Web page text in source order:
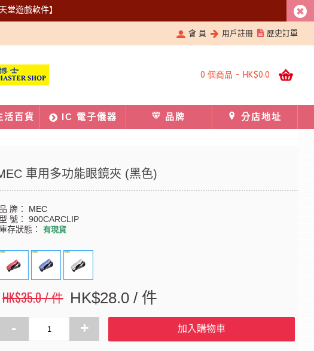
堂遊戲軟件】
會 員 用戶註冊 歷史訂單
0 個商品 - HK$0.0
活百貨 IC 電子儀器 品牌 分店地址
車用多功能眼鏡夾 (黑色)
品 牌： MEC
型 號： 900CARCLIP
庫存狀態： 有現貨
HK$35.0 / 件 HK$28.0 / 件
- + 加入購物車